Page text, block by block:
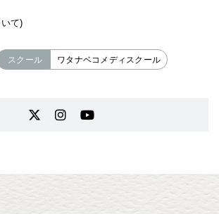
て)
スクール ワタナベコメディスクール